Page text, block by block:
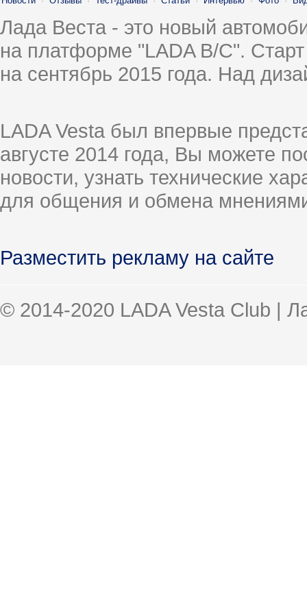
Лада Веста - это новый
на платформе "LADA B/C".
на сентябрь 2015 года. Над
LADA Vesta был впервые
августе 2014 года, Вы можете
новости, узнать технические
для общения и обмена
Разместить рекламу на сайте
© 2014-2020 LADA Vesta Club |